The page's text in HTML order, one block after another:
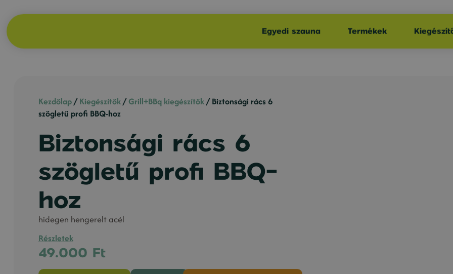
Egyedi szauna Termékek
Kezdőlap/Kiegészítők/Grill+BBq kiegészítők/ Biztonsági rács 6
szögletű profi BBQ-hoz
Biztonsági rács 6
szögletű profi BBQ-
hoz
hidegen hengerelt acél
Részletek
49.000 Ft